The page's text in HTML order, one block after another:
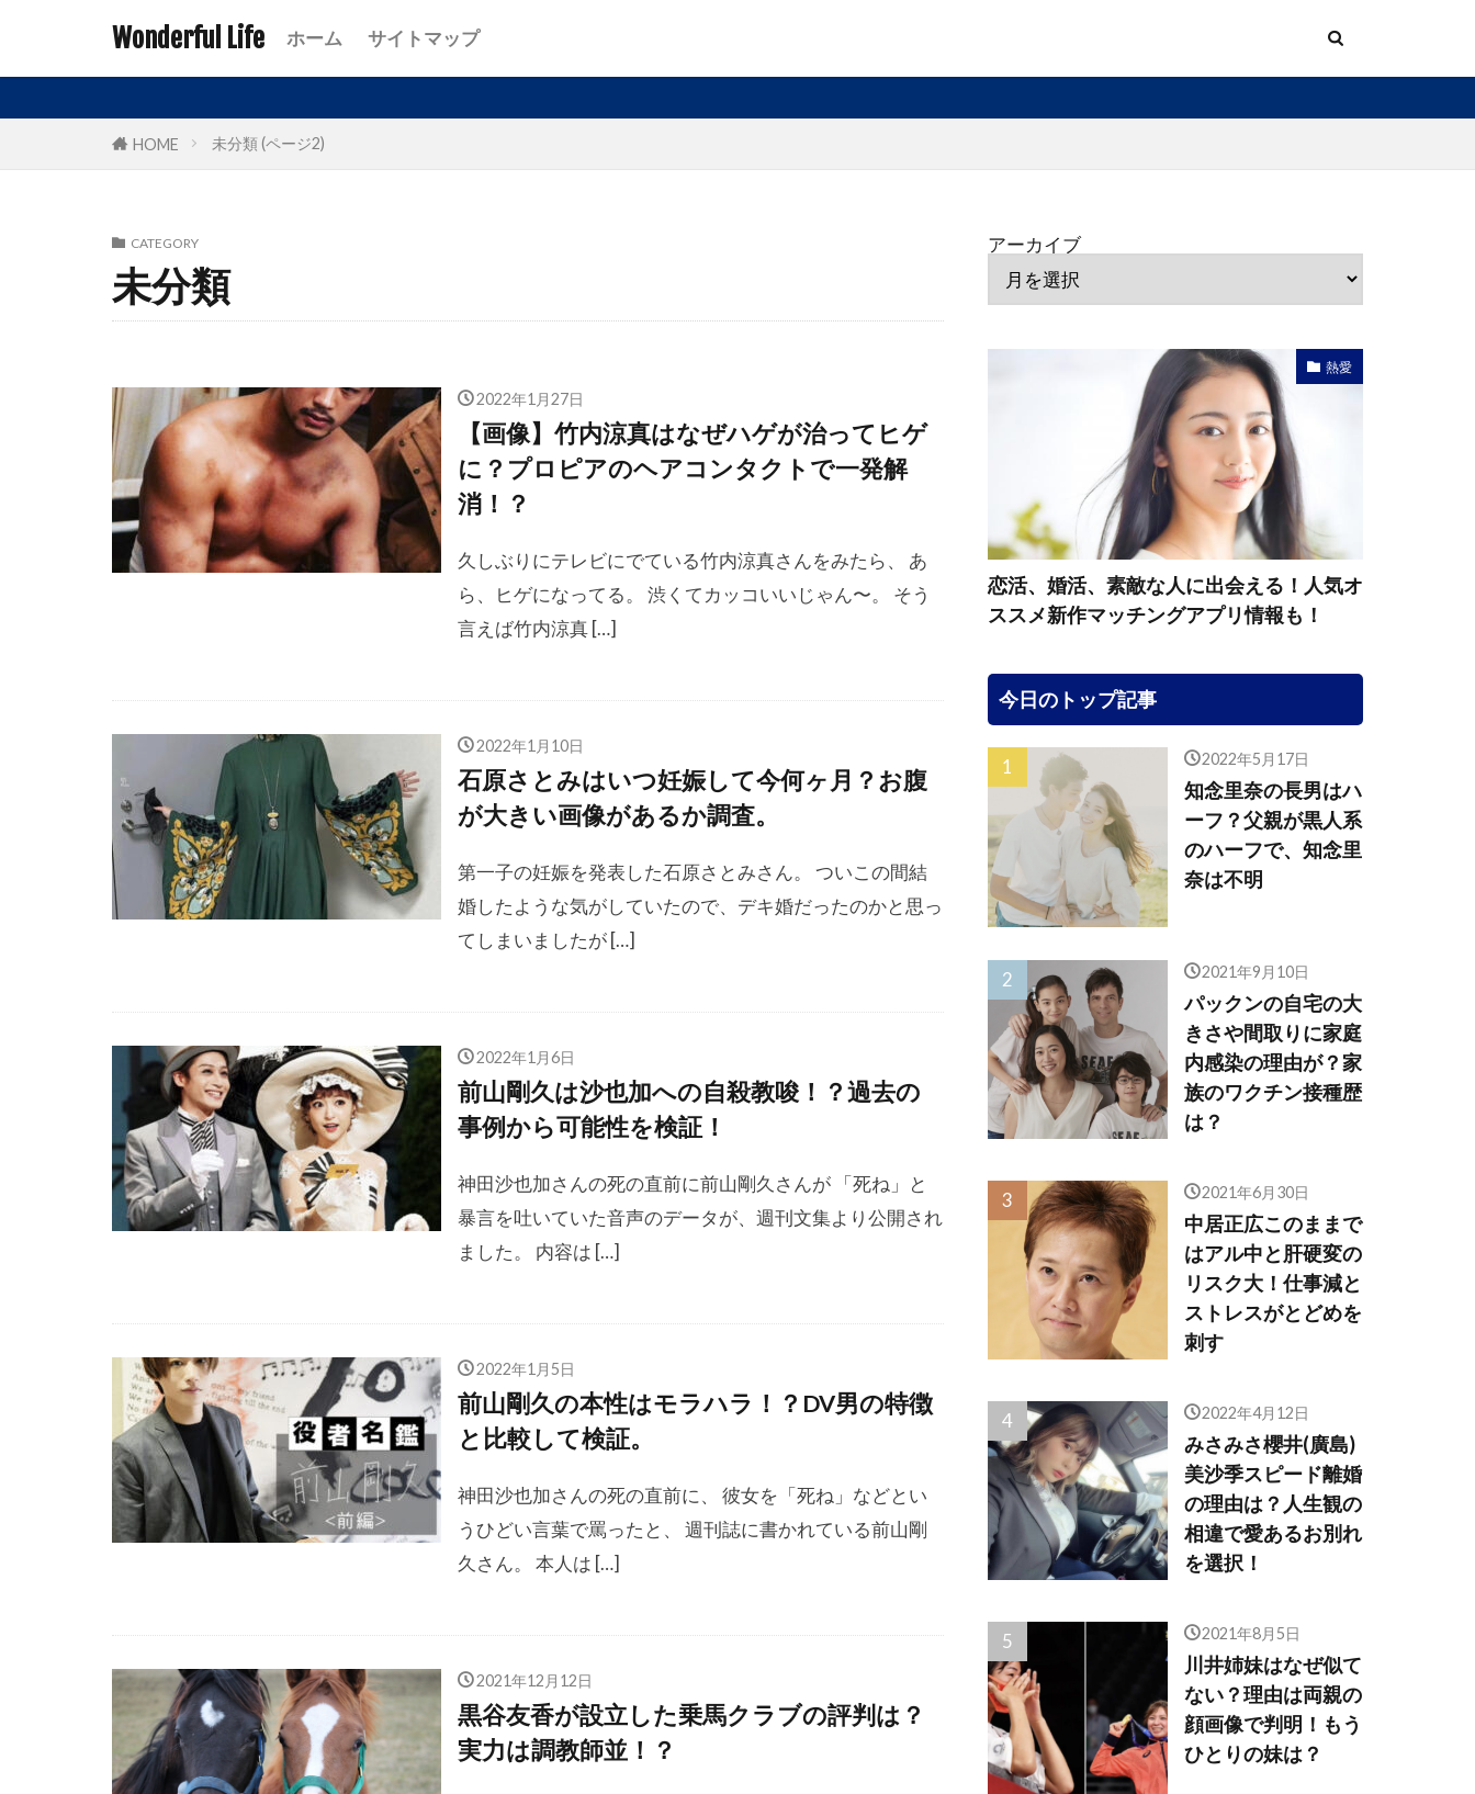
Wonderful Life ホーム サイトマップ
HOME 未分類 (ページ2)
CATEGORY
未分類
2022年1月27日
【画像】竹内涼真はなぜハゲが治ってヒゲ
に？プロピアのヘアコンタクトで一発解
消！？
久しぶりにテレビにでている竹内涼真さんをみたら、 あ
ら、ヒゲになってる。 渋くてカッコいいじゃん〜。 そう
言えば竹内涼真 […]
2022年1月10日
石原さとみはいつ妊娠して今何ヶ月？お腹
が大きい画像があるか調査。
第一子の妊娠を発表した石原さとみさん。 ついこの間結
婚したような気がしていたので、デキ婚だったのかと思っ
てしまいましたが […]
2022年1月6日
前山剛久は沙也加への自殺教唆！？過去の
事例から可能性を検証！
神田沙也加さんの死の直前に前山剛久さんが 「死ね」と
暴言を吐いていた音声のデータが、週刊文集より公開され
ました。 内容は […]
2022年1月5日
前山剛久の本性はモラハラ！？DV男の特徴
と比較して検証。
神田沙也加さんの死の直前に、 彼女を「死ね」などとい
うひどい言葉で罵ったと、 週刊誌に書かれている前山剛
久さん。 本人は […]
2021年12月12日
黒谷友香が設立した乗馬クラブの評判は？
実力は調教師並！？
アーカイブ
熱愛
恋活、婚活、素敵な人に出会える！人気オ
ススメ新作マッチングアプリ情報も！
今日のトップ記事
2022年5月17日
知念里奈の長男はハ
ーフ？父親が黒人系
のハーフで、知念里
奈は不明
2021年9月10日
パックンの自宅の大
きさや間取りに家庭
内感染の理由が？家
族のワクチン接種歴
は？
2021年6月30日
中居正広このままで
はアル中と肝硬変の
リスク大！仕事減と
ストレスがとどめを
刺す
2022年4月12日
みさみさ櫻井(廣島)
美沙季スピード離婚
の理由は？人生観の
相違で愛あるお別れ
を選択！
2021年8月5日
川井姉妹はなぜ似て
ない？理由は両親の
顔画像で判明！もう
ひとりの妹は？